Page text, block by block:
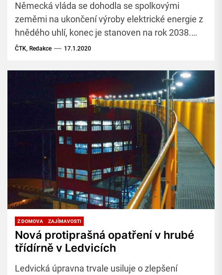
Německá vláda se dohodla se spolkovými
zeměmi na ukončení výroby elektrické energie z
hnědého uhlí, konec je stanoven na rok 2038.
Berlín souhlasil s kompenzacemi o objemu asi 40
ČTK, Redakce 17.1.2020
Z DOMOVA ZAJÍMAVOSTI
Nová protiprašná opatření v hrubé
třídírně v Ledvicích
Ledvická úpravna trvale usiluje o zlepšení